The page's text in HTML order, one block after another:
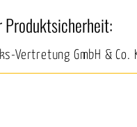
Produktsicherheit:
Vertretung GmbH &